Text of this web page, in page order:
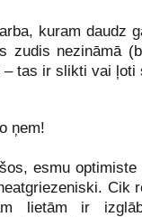
kuram daudz
zudis nezināmā
– tas ir slikti vai ļoti
ņem!
esmu
Cik
lietām ir